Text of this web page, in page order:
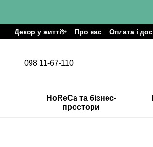
Декор у житті✨ Про нас Оплата і
098 11-67-110
HoReCa та бізнес-
простори